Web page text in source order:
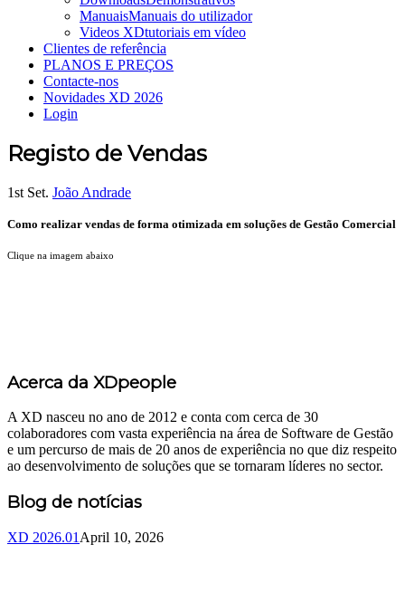
ManuaisManuais do utilizador
Videos XDtutoriais em vídeo
Clientes de referência
PLANOS E PREÇOS
Contacte-nos
Novidades XD 2026
Login
Registo de Vendas
1st Set. João Andrade
Como realizar vendas de forma otimizada em soluções de Gestão Comercial
Clique na imagem abaixo
Acerca da XDpeople
A XD nasceu no ano de 2012 e conta com cerca de 30
colaboradores com vasta experiência na área de Software de Gestão
e um percurso de mais de 20 anos de experiência no que diz respeito
ao desenvolvimento de soluções que se tornaram líderes no sector.
Blog de notícias
XD 2026.01 April 10, 2026